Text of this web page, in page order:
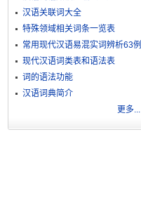
汉语关联词大全
特殊领域相关词条一览表
常用现代汉语易混实词辨析63例
现代汉语词类表和语法表
词的语法功能
汉语词典简介
更多...